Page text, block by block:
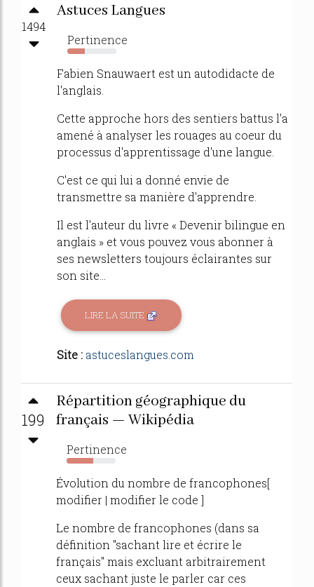
1494
Astuces Langues
Pertinence
36%
Fabien Snauwaert est un autodidacte de
l'anglais.
Cette approche hors des sentiers battus l'a
amené à analyser les rouages au coeur du
processus d'apprentissage d'une langue.
C'est ce qui lui a donné envie de
transmettre sa manière d'apprendre.
Il est l'auteur du livre « Devenir bilingue en
anglais » et vous pouvez vous abonner à
ses newsletters toujours éclairantes sur
son site...
LIRE LA SUITE
Site : astuceslangues.com
199
Répartition géographique du
français — Wikipédia
Pertinence
54%
Évolution du nombre de francophones[
modifier | modifier le code ]
Le nombre de francophones (dans sa
définition "sachant lire et écrire le
français" mais excluant arbitrairement
ceux sachant juste le parler car ces